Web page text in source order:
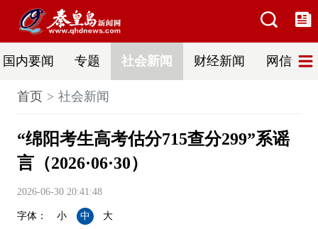
国内要闻 专题 社会新闻 财经新闻 网信普法
首页 社会新闻
“绵阳考生高考估分715查分299”系谣
言（2026·06·30）
2026-06-30 20:41:48
字体： 小 中 大